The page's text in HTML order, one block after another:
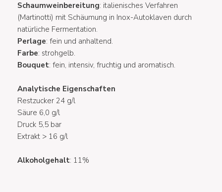
Schaumweinbereitung: italienisches Verfahren
(Martinotti) mit Schäumung in Inox-Autoklaven durch
natürliche Fermentation.
Perlage: fein und anhaltend.
Farbe: strohgelb.
Bouquet: fein, intensiv, fruchtig und aromatisch.
Analytische Eigenschaften
Restzucker 24 g/l
Säure 6,0 g/l
Druck 5,5 bar
Extrakt > 16 g/l
Alkoholgehalt: 11%